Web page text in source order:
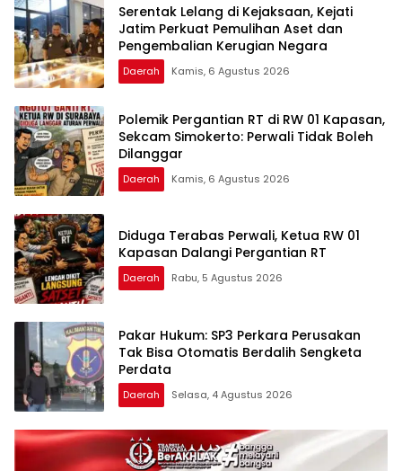
Serentak Lelang di Kejaksaan, Kejati
Jatim Perkuat Pemulihan Aset dan
Pengembalian Kerugian Negara
Daerah Kamis, 6 Agustus 2026
Polemik Pergantian RT di RW 01 Kapasan,
Sekcam Simokerto: Perwali Tidak Boleh
Dilanggar
Daerah Kamis, 6 Agustus 2026
Diduga Terabas Perwali, Ketua RW 01
Kapasan Dalangi Pergantian RT
Daerah Rabu, 5 Agustus 2026
Pakar Hukum: SP3 Perkara Perusakan
Tak Bisa Otomatis Berdalih Sengketa
Perdata
Daerah Selasa, 4 Agustus 2026